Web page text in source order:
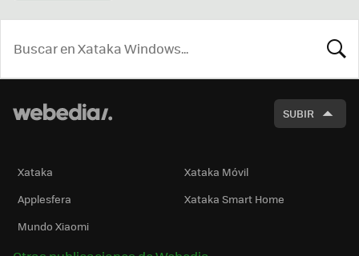
SUBIR
Xataka
Xataka Móvil
Applesfera
Xataka Smart Home
Mundo Xiaomi